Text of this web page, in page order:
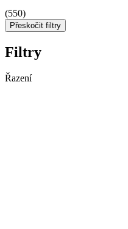
(550)
Přeskočit filtry
Filtry
Řazení